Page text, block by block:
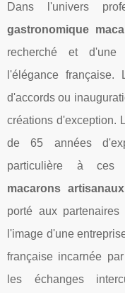
Dans l'univers
gastronomique
recherché et
l'élégance
d'accords ou
créations d'exception.
de 65 années
particulière à ces
macarons
porté aux
l'image d'une
française incarnée
les échanges